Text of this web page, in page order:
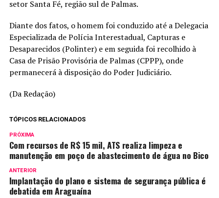
setor Santa Fé, região sul de Palmas.
Diante dos fatos, o homem foi conduzido até a Delegacia
Especializada de Polícia Interestadual, Capturas e
Desaparecidos (Polinter) e em seguida foi recolhido à
Casa de Prisão Provisória de Palmas (CPPP), onde
permanecerá à disposição do Poder Judiciário.
(Da Redação)
TÓPICOS RELACIONADOS
PRÓXIMA
Com recursos de R$ 15 mil, ATS realiza limpeza e
manutenção em poço de abastecimento de água no Bico
ANTERIOR
Implantação do plano e sistema de segurança pública é
debatida em Araguaína